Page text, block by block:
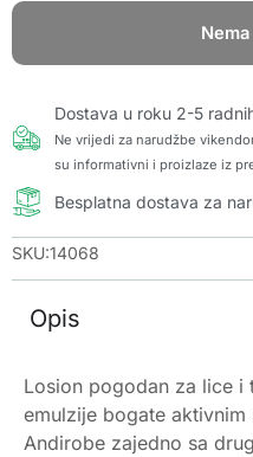
Dostava u roku 2-5
Ne vrijedi za narudžbe
su informativni i proizlaze iz
Besplatna dostava za
SKU:14068
Opis
Losion pogodan za lice i
emulzije bogate
Andirobe zajedno sa